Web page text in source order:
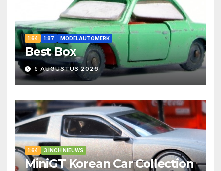
1:64 1:87 MODELAUTOMERK
Best Box
5 AUGUSTUS 2026
1:64 3 INCH NIEUWS
MiniGT Korean Car Collection